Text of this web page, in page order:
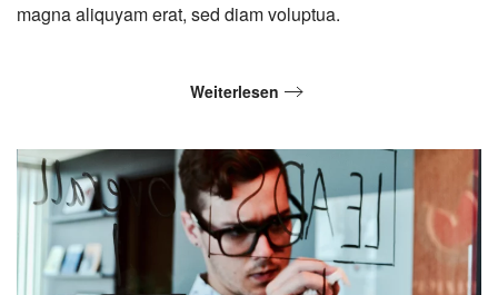
magna aliquyam erat, sed diam voluptua.
Weiterlesen